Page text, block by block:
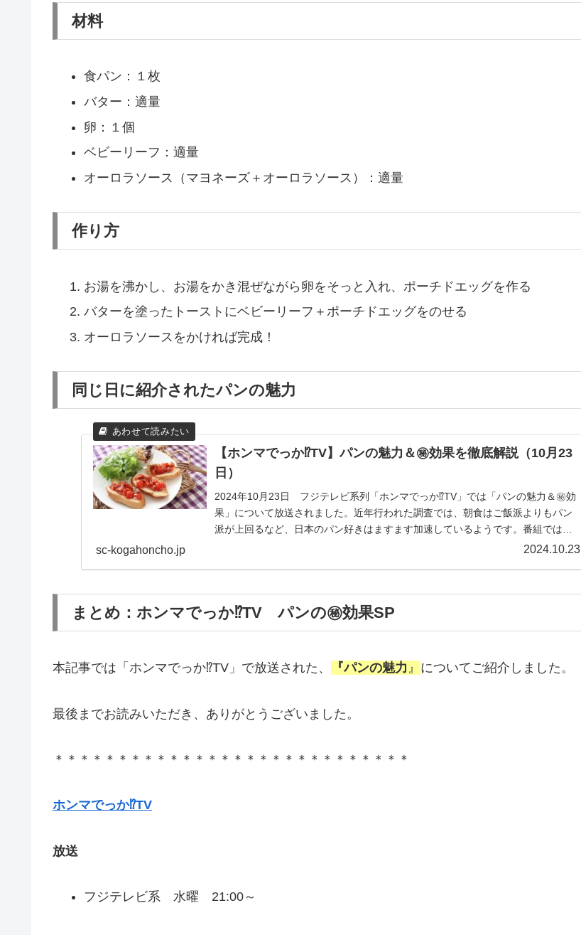
材料
食パン：１枚
バター：適量
卵：１個
ベビーリーフ：適量
オーロラソース（マヨネーズ＋オーロラソース）：適量
作り方
お湯を沸かし、お湯をかき混ぜながら卵をそっと入れ、ポーチドエッグを作る
バターを塗ったトーストにベビーリーフ＋ポーチドエッグをのせる
オーロラソースをかければ完成！
同じ日に紹介されたパンの魅力
【ホンマでっか⁉TV】パンの魅力＆㊙効果を徹底解説（10月23
日）
2024年10月23日 フジテレビ系列「ホンマでっか⁉TV」では「パンの魅力＆㊙効
果」について放送されました。近年行われた調査では、朝食はご飯派よりもパン
派が上回るなど、日本のパン好きはますます加速しているようです。番組では、
sc-kogahoncho.jp 2024.10.23
まとめ：ホンマでっか⁉TV パンの㊙効果SP
本記事では「ホンマでっか⁉TV」で放送された、 『パンの魅力 』 についてご紹介しました。
最後までお読みいただき、ありがとうございました。
＊＊＊＊＊＊＊＊＊＊＊＊＊＊＊＊＊＊＊＊＊＊＊＊＊＊＊＊
ホンマでっか⁉TV
放送
フジテレビ系 水曜 21:00～